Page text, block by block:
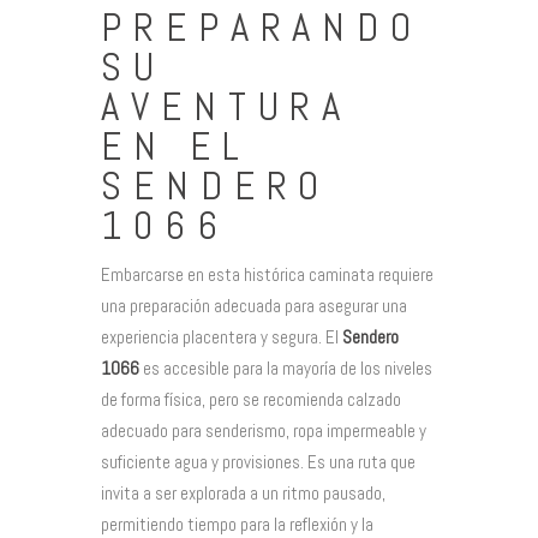
PREPARANDO
SU
AVENTURA
EN EL
SENDERO
1066
Embarcarse en esta histórica caminata requiere
una preparación adecuada para asegurar una
experiencia placentera y segura. El Sendero
1066 es accesible para la mayoría de los niveles
de forma física, pero se recomienda calzado
adecuado para senderismo, ropa impermeable y
suficiente agua y provisiones. Es una ruta que
invita a ser explorada a un ritmo pausado,
permitiendo tiempo para la reflexión y la